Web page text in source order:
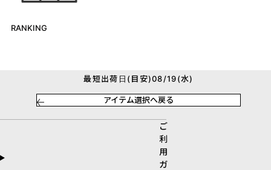
RANKING
最短出荷日(目安)08/19(水)
アイテム選択へ戻る
ご
利
用
ガ